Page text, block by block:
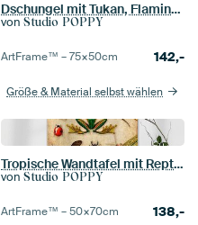
Dschungel mit Tukan, Flamingo und Tiger
von Studio POPPY
ArtFrame™ –75×50cm 142,-
Größe & Material selbst wählen
Tropische Wandtafel mit Reptilien und Insekten
von Studio POPPY
ArtFrame™ –50×70cm 138,-